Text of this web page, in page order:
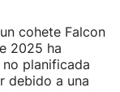
cohete Falcon
2025 ha
planificada
debido a una